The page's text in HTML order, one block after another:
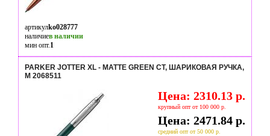
артикулko028777
наличиев наличии
мин опт.1
PARKER JOTTER XL - MATTE GREEN CT, ШАРИКОВАЯ РУЧКА,
M 2068511
Цена: 2310.13 р.
крупный опт от 100 000 р.
Цена: 2471.84 р.
средний опт от 50 000 р.